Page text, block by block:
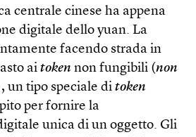
centrale cinese ha appena
digitale dello yuan. La
facendo strada in
ai token non fungibili (non
un tipo speciale di token
per fornire la
unica di un oggetto. Gli